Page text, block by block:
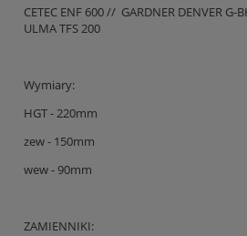
CETEC ENF 600 // GARDNER DENVER
ULMA TFS 200
Wymiary:
HGT - 220mm
zew - 150mm
wew - 90mm
ZAMIENNIKI: